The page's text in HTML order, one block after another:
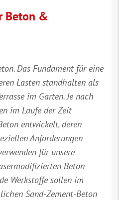
Beton &
Das Fundament für eine
Lasten standhalten als
im Garten. Je nach
im Laufe der Zeit
entwickelt, deren
Anforderungen
für unsere
Beton
Werkstoffe sollen im
Sand-Zement-Beton